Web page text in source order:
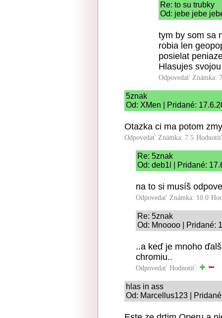
Re: to su trubky
Od: jebe jebe
tym by som sa
robia len
posielat
Hlasujes
Odpovedať Známka:
5znak
Od: XMen | Pridané:
Otazka ci ma potom
Odpovedať Známka: 7.5
Re: 5znak
Od: deb1l | Pridané:
na to si musíš
Odpovedať Známka: 10.0
Re: 5znak
Od: Mnoooo | Pridané:
..a keď je mnoho
chromiu..
Odpovedať Hodnotiť:
hlas in ass
Od: Marcellus123 |